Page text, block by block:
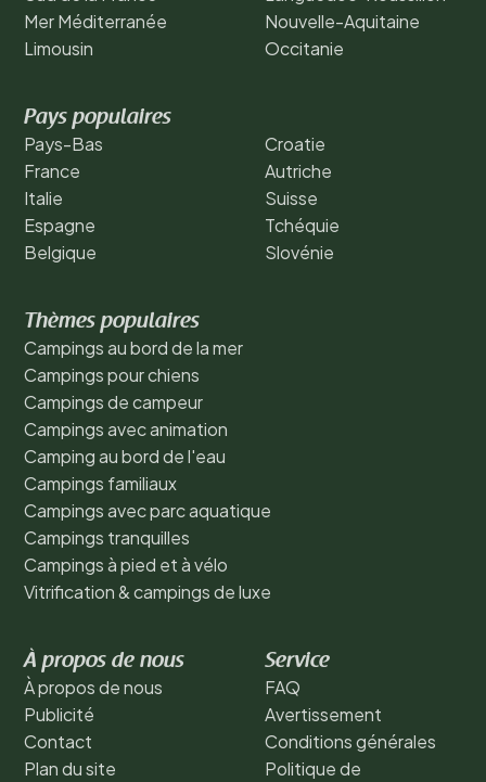
Mer Méditerranée
Limousin
Nouvelle-Aquitaine
Occitanie
Pays populaires
Pays-Bas
France
Italie
Espagne
Belgique
Croatie
Autriche
Suisse
Tchéquie
Slovénie
Thèmes populaires
Campings au bord de la mer
Campings pour chiens
Campings de campeur
Campings avec animation
Camping au bord de l'eau
Campings familiaux
Campings avec parc aquatique
Campings tranquilles
Campings à pied et à vélo
Vitrification & campings de luxe
À propos de nous
À propos de nous
Publicité
Contact
Plan du site
Service
FAQ
Avertissement
Conditions générales
Politique de